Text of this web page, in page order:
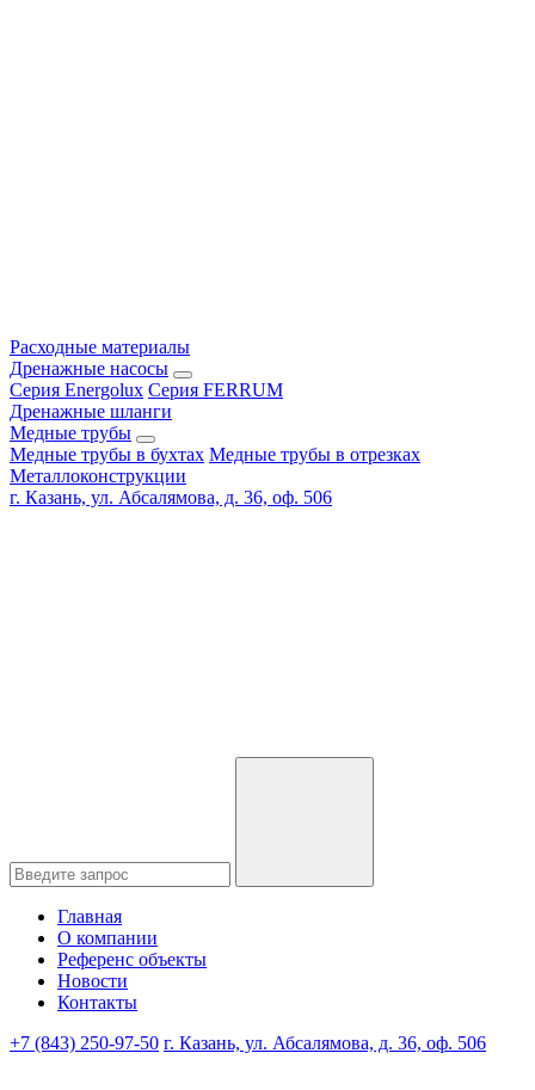
Расходные материалы
Дренажные насосы
Серия Energolux Серия FERRUM
Дренажные шланги
Медные трубы
Медные трубы в бухтах Медные трубы в отрезках
Металлоконструкции
г. Казань, ул. Абсалямова, д. 36, оф. 506
Главная
О компании
Референс объекты
Новости
Контакты
+7 (843) 250-97-50 г. Казань, ул. Абсалямова, д. 36, оф. 506